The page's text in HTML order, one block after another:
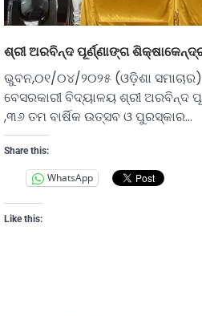
ଶ୍ରୀ ଅରବିନ୍ଦ ପୂର୍ଣ୍ଣାଙ୍ଗ
ଭୁବନ,୦୧/୦୪/୨୦୨୫ (ଓଡ଼ିଶା
ବେସରକାରୀ ବିଦ୍ୟାଳୟ ଶ୍ରୀ ଅରବିନ୍ଦ
,୩୬ ତମ ବାର୍ଷିକ ଉତ୍ସବ ଓ ପୁରସ୍କାର…
Share this:
WhatsApp
Like this: